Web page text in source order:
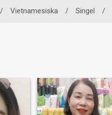
/ Vietnamesiska / Singel /